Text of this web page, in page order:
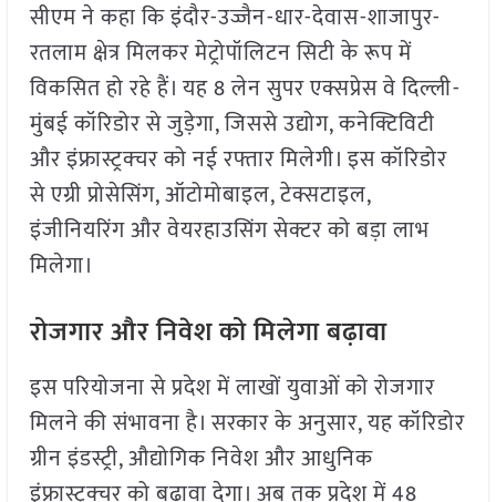
सीएम ने कहा कि इंदौर-उज्जैन-धार-देवास-शाजापुर-
रतलाम क्षेत्र मिलकर मेट्रोपॉलिटन सिटी के रूप में
विकसित हो रहे हैं। यह 8 लेन सुपर एक्सप्रेस वे दिल्ली-
मुंबई कॉरिडोर से जुड़ेगा, जिससे उद्योग, कनेक्टिविटी
और इंफ्रास्ट्रक्चर को नई रफ्तार मिलेगी। इस कॉरिडोर
से एग्री प्रोसेसिंग, ऑटोमोबाइल, टेक्सटाइल,
इंजीनियरिंग और वेयरहाउसिंग सेक्टर को बड़ा लाभ
मिलेगा।
रोजगार और निवेश को मिलेगा बढ़ावा
इस परियोजना से प्रदेश में लाखों युवाओं को रोजगार
मिलने की संभावना है। सरकार के अनुसार, यह कॉरिडोर
ग्रीन इंडस्ट्री, औद्योगिक निवेश और आधुनिक